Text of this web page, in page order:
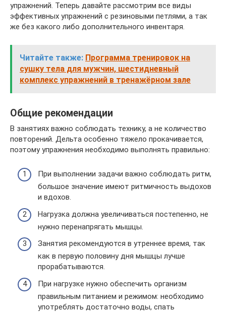
упражнений. Теперь давайте рассмотрим все виды
эффективных упражнений с резиновыми петлями, а так
же без какого либо дополнительного инвентаря.
Читайте также: Программа тренировок на
сушку тела для мужчин, шестидневный
комплекс упражнений в тренажёрном зале
Общие рекомендации
В занятиях важно соблюдать технику, а не количество
повторений. Дельта особенно тяжело прокачивается,
поэтому упражнения необходимо выполнять правильно:
При выполнении задачи важно соблюдать ритм,
большое значение имеют ритмичность выдохов
и вдохов.
Нагрузка должна увеличиваться постепенно, не
нужно перенапрягать мышцы.
Занятия рекомендуются в утреннее время, так
как в первую половину дня мышцы лучше
прорабатываются.
При нагрузке нужно обеспечить организм
правильным питанием и режимом: необходимо
употреблять достаточно воды, спать